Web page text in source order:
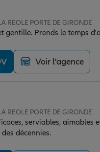
REOLE PORTE DE GIRONDE
gentille. Prends le temps
Voir l'agence
REOLE PORTE DE GIRONDE
serviables,
décennies.